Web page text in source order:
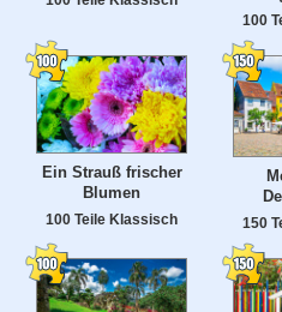
100
Ein Strauß frischer
Blumen
100 Teile Klassisch 150